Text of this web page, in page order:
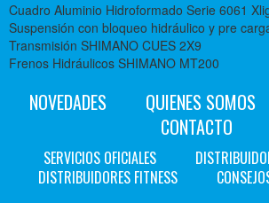
Cuadro Aluminio Hidroformado Serie 6061
Suspensión con bloqueo hidráulico y pre
Transmisión SHIMANO CUES 2X9
Frenos Hidráulicos SHIMANO MT200
NOVEDADES QUIENES SOMOS
CONTACTO
SERVICIOS OFICIALES
DISTRIBUIDORES FITNESS